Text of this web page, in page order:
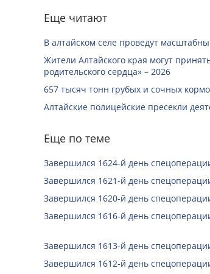
Еще читают
В алтайском селе проведут
Жители Алтайского края могут
родительского сердца» – 2026
657 тысяч тонн грубых и сочных
Алтайские полицейские пресекли
Еще по теме
Завершился 1624-й день
Завершился 1621-й день
Завершился 1620-й день
Завершился 1616-й день
Завершился 1613-й день
Завершился 1612-й день